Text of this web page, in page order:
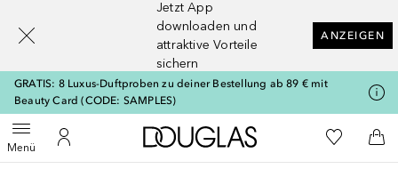
Jetzt App
downloaden und
attraktive Vorteile
sichern
ANZEIGEN
GRATIS: 8 Luxus-Duftproben zu deiner Bestellung ab 89 € mit
Beauty Card (CODE: SAMPLES)
MenüMenü öffnenZu Meinem Kundenkonto
Zur Douglas Startseite
Zu Meiner
Gehe zurück
Suche ausführen
[navigation.slideout.screenreader]